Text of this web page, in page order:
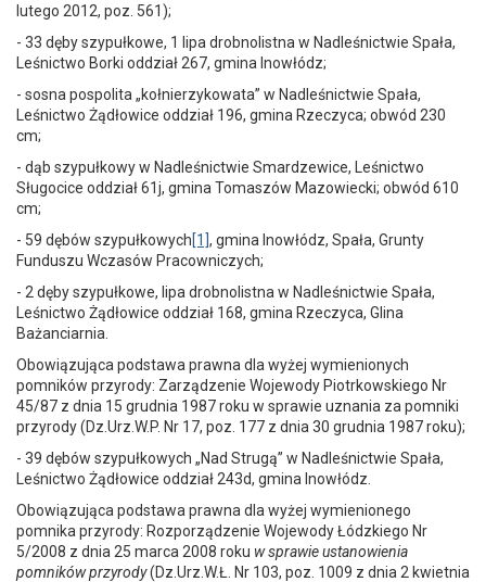
lutego 2012, poz. 561);
- 33 dęby szypułkowe, 1 lipa drobnolistna w Nadleśnictwie Spała,
Leśnictwo Borki oddział 267, gmina Inowłódz;
- sosna pospolita „kołnierzykowata” w Nadleśnictwie Spała,
Leśnictwo Żądłowice oddział 196, gmina Rzeczyca; obwód 230
cm;
- dąb szypułkowy w Nadleśnictwie Smardzewice, Leśnictwo
Sługocice oddział 61j, gmina Tomaszów Mazowiecki; obwód 610
cm;
- 59 dębów szypułkowych[1], gmina Inowłódz, Spała, Grunty
Funduszu Wczasów Pracowniczych;
- 2 dęby szypułkowe, lipa drobnolistna w Nadleśnictwie Spała,
Leśnictwo Żądłowice oddział 168, gmina Rzeczyca, Glina
Bażanciarnia.
Obowiązująca podstawa prawna dla wyżej wymienionych
pomników przyrody: Zarządzenie Wojewody Piotrkowskiego Nr
45/87 z dnia 15 grudnia 1987 roku w sprawie uznania za pomniki
przyrody (Dz.Urz.W.P. Nr 17, poz. 177 z dnia 30 grudnia 1987 roku);
- 39 dębów szypułkowych „Nad Strugą” w Nadleśnictwie Spała,
Leśnictwo Żądłowice oddział 243d, gmina Inowłódz.
Obowiązująca podstawa prawna dla wyżej wymienionego
pomnika przyrody: Rozporządzenie Wojewody Łódzkiego Nr
5/2008 z dnia 25 marca 2008 roku w sprawie ustanowienia
pomników przyrody(Dz.Urz.W.Ł. Nr 103, poz. 1009 z dnia 2 kwietnia